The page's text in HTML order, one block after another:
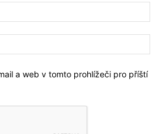
a web v tomto prohlížeči pro příští